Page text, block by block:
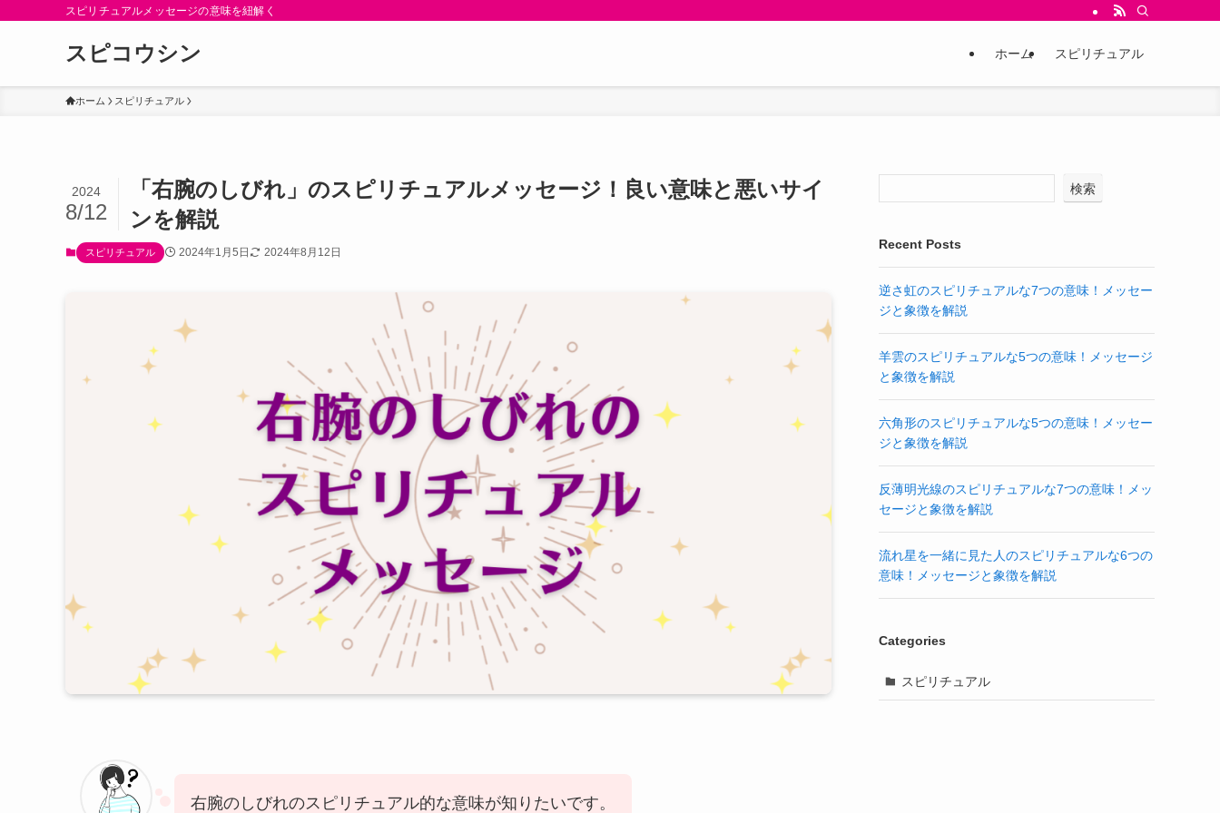
スピリチュアルメッセージの意味を紐解く
スピコウシン ホーム スピリチュアル
ホーム スピリチュアル
「右腕のしびれ」のスピリチュアルメッセージ！良い意味と悪いサイ
ンを解説
2024
8/12
スピリチュアル 2024年1月5日 2024年8月12日
右腕のしびれのスピリチュアル的な意味が知りたいです。
検索
Recent Posts
逆さ虹のスピリチュアルな7つの意味！メッセー
ジと象徴を解説
羊雲のスピリチュアルな5つの意味！メッセージ
と象徴を解説
六角形のスピリチュアルな5つの意味！メッセー
ジと象徴を解説
反薄明光線のスピリチュアルな7つの意味！メッ
セージと象徴を解説
流れ星を一緒に見た人のスピリチュアルな6つの
意味！メッセージと象徴を解説
Categories
スピリチュアル